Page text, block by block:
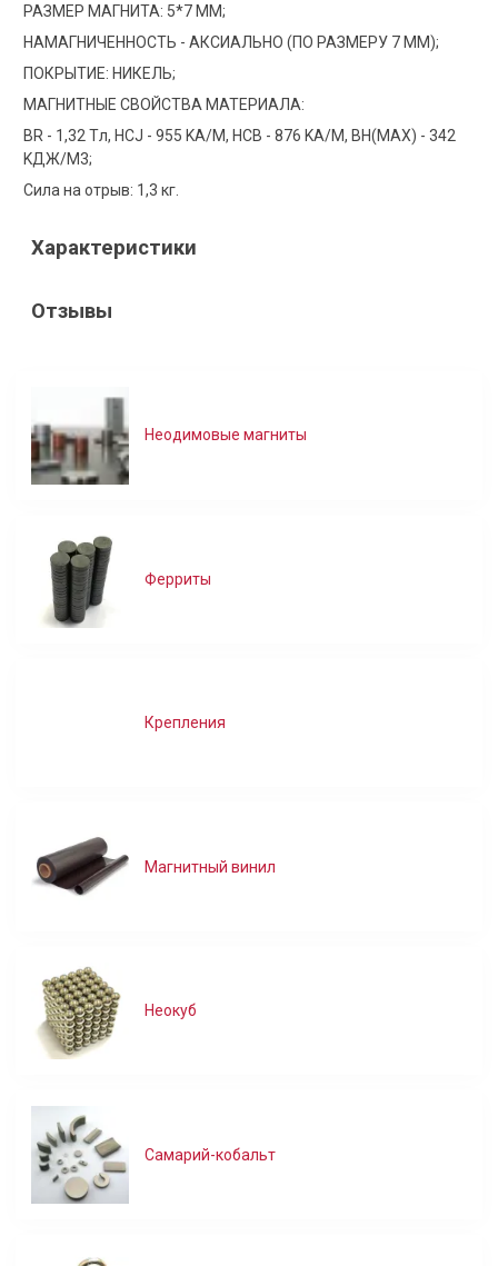
РАЗМЕР МАГНИТА: 5*7 ММ;
НАМАГНИЧЕННОСТЬ - АКСИАЛЬНО (ПО РАЗМЕРУ 7 ММ);
ПОКРЫТИЕ: НИКЕЛЬ;
МАГНИТНЫЕ СВОЙСТВА МАТЕРИАЛА:
BR - 1,32 Tл, HCJ - 955 KA/M, HCB - 876 KA/M, BH(MAX) - 342
KДЖ/M3;
Сила на отрыв: 1,3 кг.
Характеристики
Отзывы
Неодимовые магниты
Ферриты
Крепления
Магнитный винил
Неокуб
Самарий-кобальт